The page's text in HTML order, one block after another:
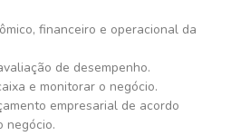
financeiro e operacional da
de desempenho.
e monitorar o negócio.
empresarial de acordo
negócio.